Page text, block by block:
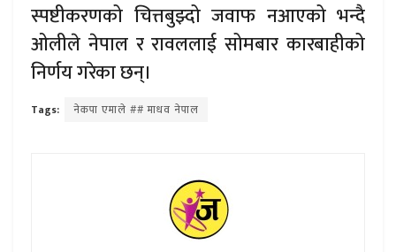
स्पष्टीकरणको चित्तबुझ्दो जवाफ नआएको भन्दै
ओलीले नेपाल र रावललाई सोमबार कारबाहीको
निर्णय गरेका छन्।
Tags: नेकपा एमाले ## माधव नेपाल